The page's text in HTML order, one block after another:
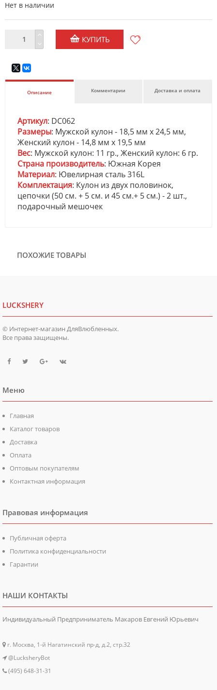
Нет в наличии
КУПИТЬ
Описание Комментарии Доставка и оплата
Артикул: DC062
Размеры: Мужской кулон - 18,5 мм х 24,5 мм,
Женский кулон - 14,8 мм х 19,5 мм
Вес: Мужской кулон: 11 гр., Женский кулон: 6 гр.
Страна производитель: Южная Корея
Материал: Ювелирная сталь 316L
Комплектация: Кулон из двух половинок,
цепочки (50 см. + 5 см. и 45 см.+ 5 см.) - 2 шт.,
подарочный мешочек
ПОХОЖИЕ ТОВАРЫ
LUCKSHERY
© Интернет-магазин ДляВлюбленных.
Все права защищены.
Меню
Главная
Каталог товаров
Доставка
Оплата
Оптовым покупателям
Контактная информация
Правовая информация
Публичная оферта
Политика конфиденциальности
Гарантии
НАШИ КОНТАКТЫ
Индивидуальный Предприниматель Макаров Евгений Юрьевич
г. Москва, 1-й Нагатинский пр-д, д.2, стр.32
@LucksheryBot
(495) 648-31-31